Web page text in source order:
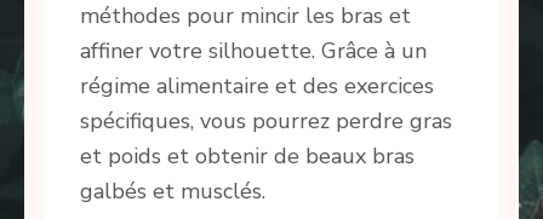
méthodes pour mincir les bras et
affiner votre silhouette. Grâce à un
régime alimentaire et des exercices
spécifiques, vous pourrez perdre gras
et poids et obtenir de beaux bras
galbés et musclés.